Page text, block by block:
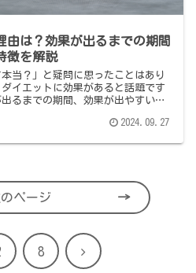
由は？効果が出るまでの期間
徴を解説
当？」と疑問に思ったことはあり
イエットに効果があると話題です
るまでの期間、効果が出やすい人
2024.09.27
ページ
8 次